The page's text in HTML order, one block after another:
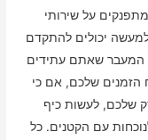
על שירותי
למעשה יכולים להתקדם
המעבר שאתם עתידים
שלכם, אם כי
שלכם, לעשות כיף
עם הקטנים. כל